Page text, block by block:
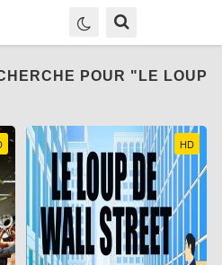
POUR "LE LOUP
HD